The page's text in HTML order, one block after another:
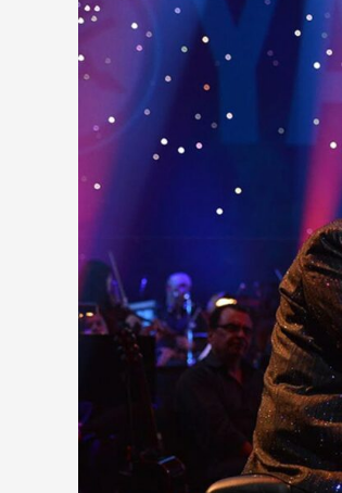
„A
marihuána
legalizálása